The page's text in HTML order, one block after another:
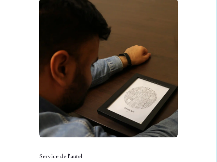
Service de l’autel